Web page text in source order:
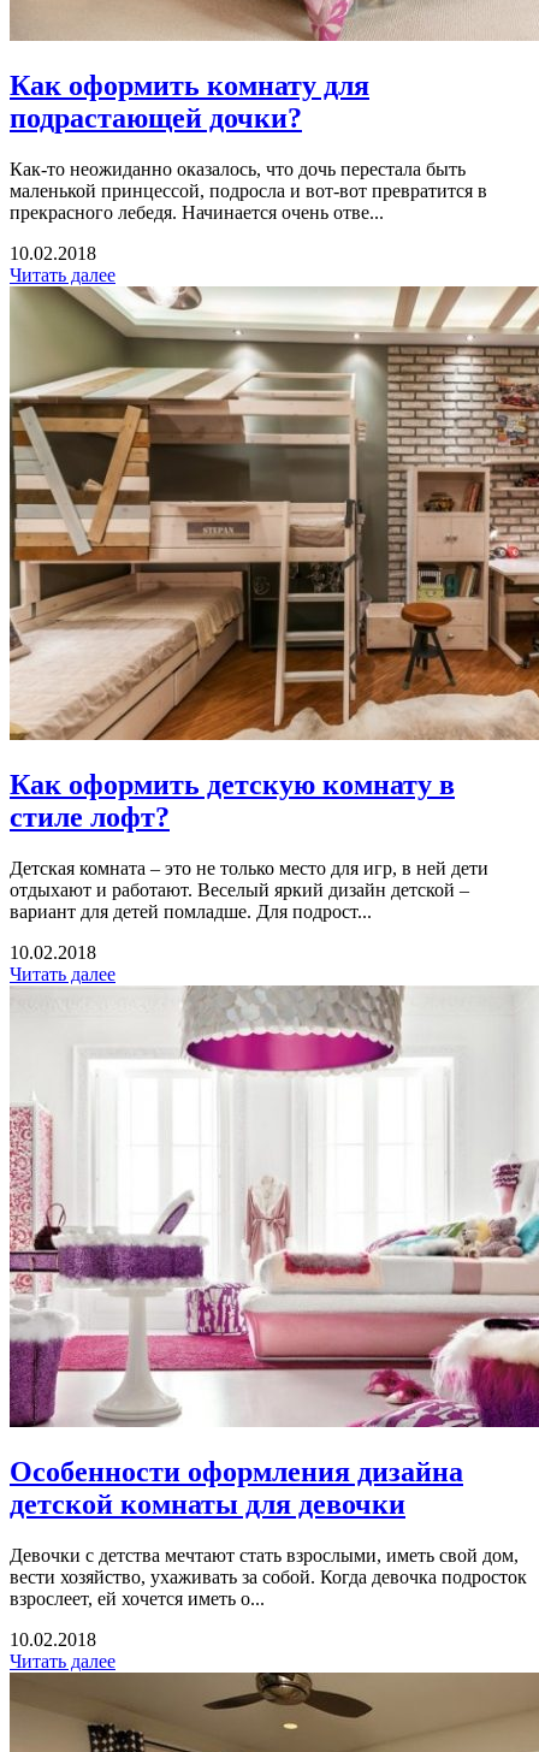
Как оформить комнату для
подрастающей дочки?
Как-то неожиданно оказалось, что дочь перестала быть
маленькой принцессой, подросла и вот-вот превратится в
прекрасного лебедя. Начинается очень отве...
10.02.2018
Читать далее
Как оформить детскую комнату в
стиле лофт?
Детская комната – это не только место для игр, в ней дети
отдыхают и работают. Веселый яркий дизайн детской –
вариант для детей помладше. Для подрост...
10.02.2018
Читать далее
Особенности оформления дизайна
детской комнаты для девочки
Девочки с детства мечтают стать взрослыми, иметь свой дом,
вести хозяйство, ухаживать за собой. Когда девочка подросток
взрослеет, ей хочется иметь о...
10.02.2018
Читать далее